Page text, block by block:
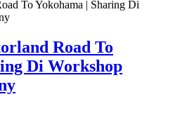
Road To
Di Workshop